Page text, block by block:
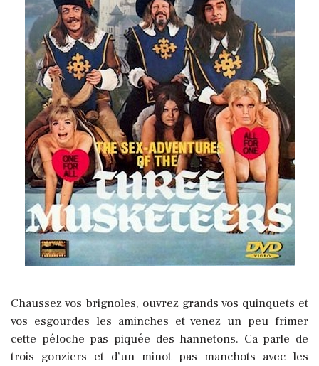
Chaussez vos brignoles, ouvrez grands vos quinquets et
vos esgourdes les aminches et venez un peu frimer
cette péloche pas piquée des hannetons. Ca parle de
trois gonziers et d’un minot pas manchots avec les